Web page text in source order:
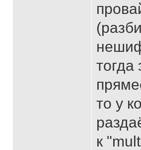
тогда
то у
к